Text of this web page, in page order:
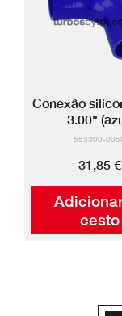
cesto
Conexâo
3.00"
553300-
31,85 €